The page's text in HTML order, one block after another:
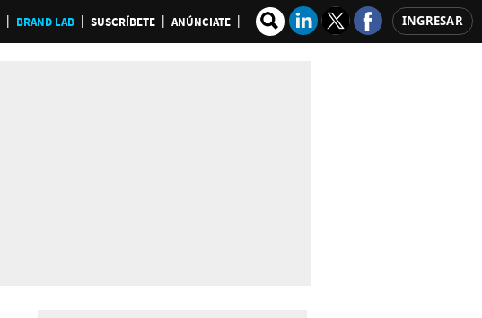
BRAND LAB SUSCRÍBETE ANÚNCIATE INGRESAR